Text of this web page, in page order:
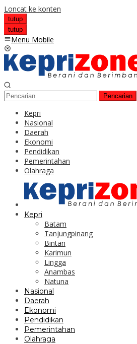
Loncat ke konten
tutup
tutup
Menu Mobile
Pencarian
Kepri
Nasional
Daerah
Ekonomi
Pendidikan
Pemerintahan
Olahraga
Kepri
Batam
Tanjungpinang
Bintan
Karimun
Lingga
Anambas
Natuna
Nasional
Daerah
Ekonomi
Pendidikan
Pemerintahan
Olahraga